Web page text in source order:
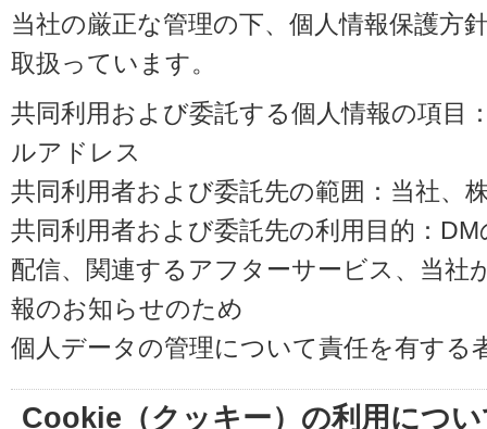
当社の厳正な管理の下、個人情報保護方
取扱っています。
共同利用および委託する個人情報の項目
ルアドレス
共同利用者および委託先の範囲：当社、
共同利用者および委託先の利用目的：
配信、関連するアフターサービス、当社
報のお知らせのため
個人データの管理について責任を有する
Cookie（クッキー）の利用につ